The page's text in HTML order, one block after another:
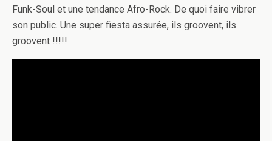
Funk-Soul et une tendance Afro-Rock. De quoi faire vibrer
son public. Une super fiesta assurée, ils groovent, ils
groovent !!!!!